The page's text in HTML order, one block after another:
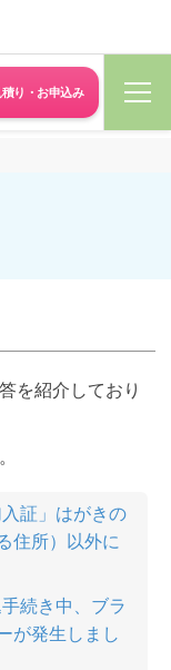
り・ お申込み
を紹介しており
証」はがきの
住所）以外に
続き中、ブラ
が発生しまし